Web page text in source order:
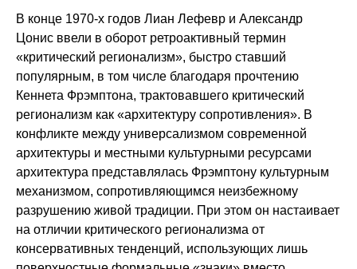
В конце 1970-х годов Лиан Лефевр и Александр
Цонис ввели в оборот ретроактивный термин
«критический регионализм», быстро ставший
популярным, в том числе благодаря прочтению
Кеннета Фрэмптона, трактовавшего критический
регионализм как «архитектуру сопротивления». В
конфликте между универсализмом современной
архитектуры и местными культурными ресурсами
архитектура представлялась Фрэмптону культурным
механизмом, сопротивляющимся неизбежному
разрушению живой традиции. При этом он настаивает
на отличии критического регионализма от
консервативных тенденций, использующих лишь